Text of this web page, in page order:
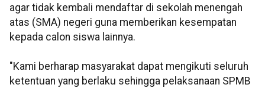
agar tidak kembali mendaftar di sekolah menengah
atas (SMA) negeri guna memberikan kesempatan
kepada calon siswa lainnya.
"Kami berharap masyarakat dapat mengikuti seluruh
ketentuan yang berlaku sehingga pelaksanaan SPMB